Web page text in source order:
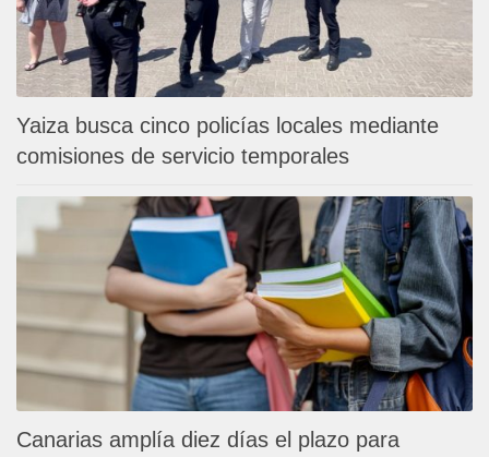
Yaiza busca cinco policías locales mediante
comisiones de servicio temporales
Canarias amplía diez días el plazo para